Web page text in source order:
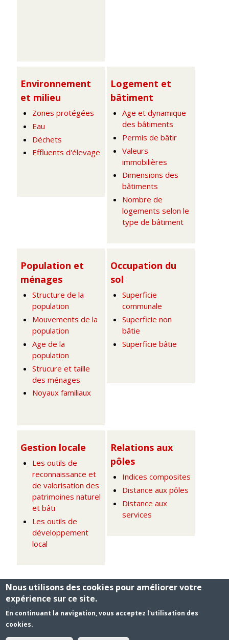
Environnement
et milieu
Zones protégées
Eau
Déchets
Effluents d'élevage
Logement et
bâtiment
Age et dynamique
des bâtiments
Permis de bâtir
Valeurs
immobilières
Dimensions des
bâtiments
Nombre de
logements selon le
type de bâtiment
Population et
ménages
Structure de la
population
Mouvements de la
population
Age de la
population
Strucure et taille
des ménages
Noyaux familiaux
Occupation du
sol
Superficie
communale
Superficie non
bâtie
Superficie bâtie
Gestion locale
Les outils de
reconnaissance et
de valorisation des
patrimoines naturel
et bâti
Les outils de
développement
local
Relations aux
pôles
Indices composites
Distance aux pôles
Distance aux
services
© 2016 CAP Ruralité -
Nous utilisons des cookies pour améliorer votre
expérience sur ce site.
En continuant la navigation, vous acceptez l'utilisation des
cookies.